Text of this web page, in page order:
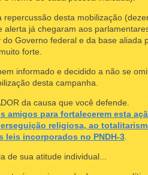
repercussão desta mobilização
alerta já chegaram aos
Governo federal e da base aliada
forte.
informado e decidido a não se
desta campanha.
da causa que você defende.
amigos para fortalecerem esta
religiosa, ao
leis incorporados no PNDH-3
de sua atitude individual...